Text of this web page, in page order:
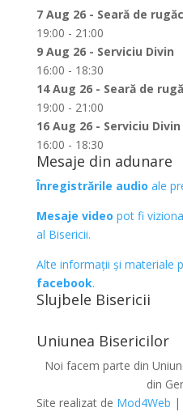
7 Aug 26 - Seară de
19:00 - 21:00
9 Aug 26 - Serviciu Divin
16:00 - 18:30
14 Aug 26 - Seară de
19:00 - 21:00
16 Aug 26 - Serviciu Divin
16:00 - 18:30
Mesaje din adunare
Înregistrările audio ale
Mesaje video pot fi
al Bisericii.
Alte informații și materiale
facebook.
Slujbele Bisericii
Uniunea Bisericilor
Noi facem parte din
din
Site realizat de Mod4Web |